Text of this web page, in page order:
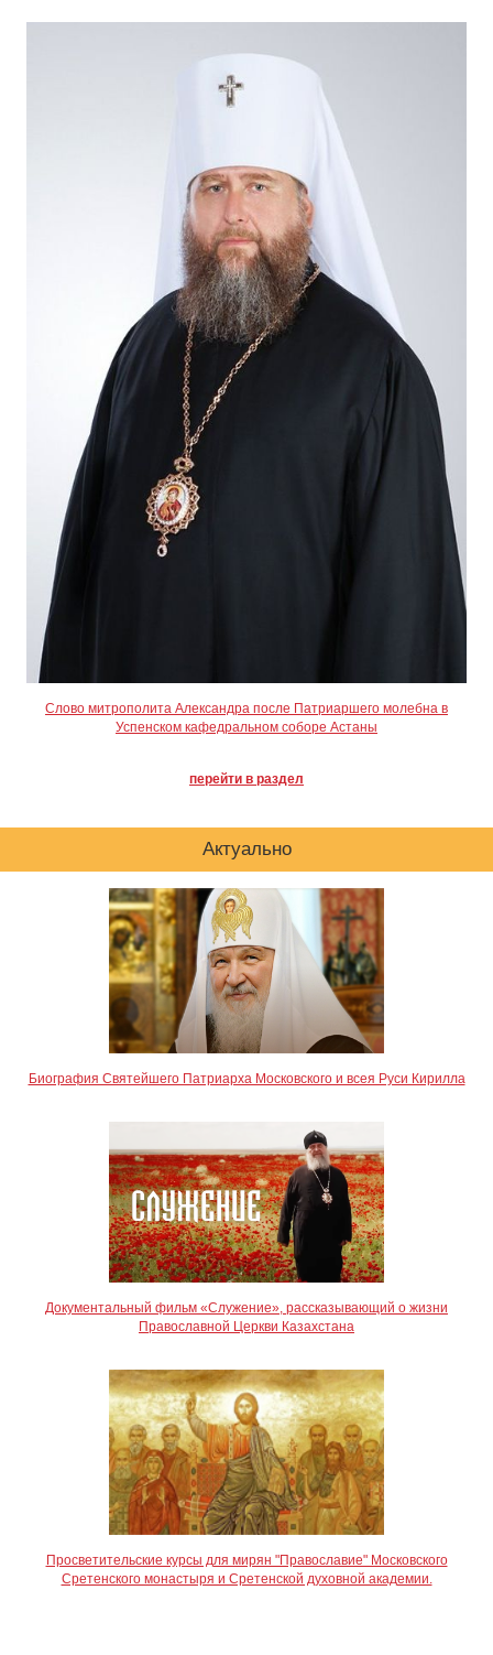
Слово митрополита Александра после Патриаршего молебна в
Успенском кафедральном соборе Астаны
перейти в раздел
Актуально
Биография Святейшего Патриарха Московского и всея Руси Кирилла
Документальный фильм «Служение», рассказывающий о жизни
Православной Церкви Казахстана
Просветительские курсы для мирян "Православие" Московского
Сретенского монастыря и Сретенской духовной академии.